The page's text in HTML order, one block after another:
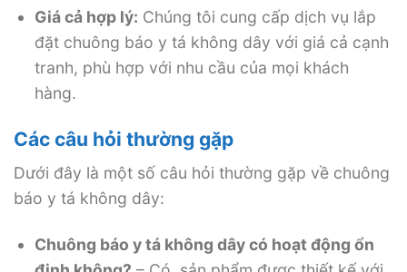
Giá cả hợp lý: Chúng tôi cung cấp dịch vụ lắp
đặt chuông báo y tá không dây với giá cả cạnh
tranh, phù hợp với nhu cầu của mọi khách
hàng.
Các câu hỏi thường gặp
Dưới đây là một số câu hỏi thường gặp về chuông
báo y tá không dây:
Chuông báo y tá không dây có hoạt động ổn